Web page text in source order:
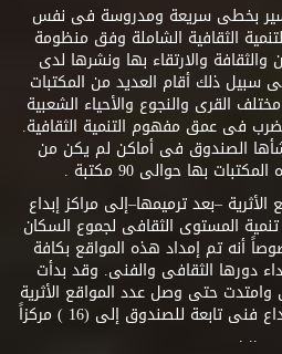
يسير بخطى سريعة ومدروسة فى نفس
الثقافية الشاملة وفق منظومة
والارتقاء بها ونشرها لدى
ذلك أقام العديد من المكتبات
القرى والنجوع والأحياء الشعبية
فى عمق مفهوم التنمية الثقافية.
الصندوق فى أماكن لم يكن من
بها حوالى 90 مكتبة .
–بعد ترميمها–إلى مراكز إبداع
المستوى الثقافى لجموع السكان
أنه تم إمداد هذه المواقع بكافة
دورها الثقافى والفنى. وقد بدأت
ببيت الهراوى وامتدت حتى وصل عدد المواقع الأثرية
التى تم تحويلها إلى مراكز إبداع فنى تابعة للصندوق إلى (16 ) مركزاً
.. .